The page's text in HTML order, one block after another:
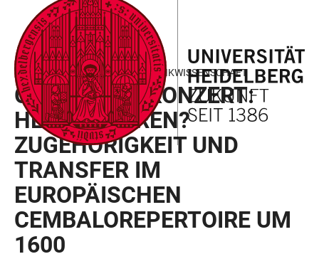
LINKS
ZUR
BARRIEREFREIHEIT
ZUM
HAUPTINHALT
HAUPTNAVIGATION
ÖFFNEN
WEBSEITENSUCHE
ÖFFNEN
FORSCHUNGSKOLLOQUIUM MUSIKWISSENSCHAFT
GESPRÄCHSKONZERT:
HEIMAT HÖREN?
ZUGEHÖRIGKEIT UND
TRANSFER IM
EUROPÄISCHEN
CEMBALOREPERTOIRE UM
1600